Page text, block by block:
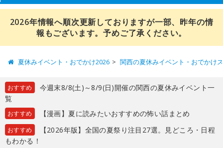
2026年情報へ順次更新しておりますが一部、昨年の情
報もございます。予めご了承ください。
夏休みイベント・おでかけ2026 関西の夏休みイベント・おでかけ
おすすめ
今週末8/8(土)～8/9(日)開催の関西の夏休みイベント一
覧
おすすめ 【漫画】夏に読みたいおすすめの怖い話まとめ
おすすめ
【2026年版】全国の夏祭り注目27選。見どころ・日程
もわかる！